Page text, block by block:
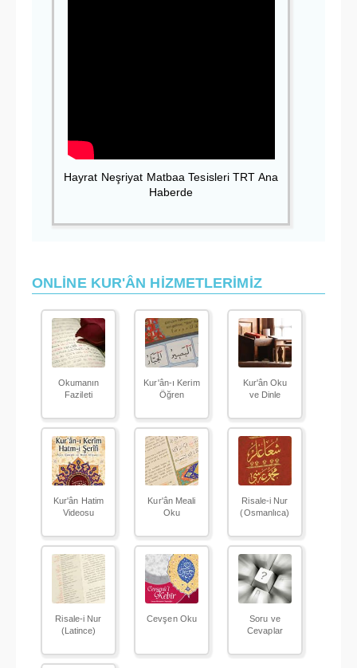
Hayrat Neşriyat Matbaa Tesisleri TRT Ana
Haberde
ONLİNE KUR'ÂN HİZMETLERİMİZ
Okumanın
Fazileti
Kur'ân-ı Kerim
Öğren
Kur'ân Oku
ve Dinle
Kur'ân Hatim
Videosu
Kur'ân Meali
Oku
Risale-i Nur
(Osmanlıca)
Risale-i Nur
(Latince)
Cevşen Oku
Soru ve
Cevaplar